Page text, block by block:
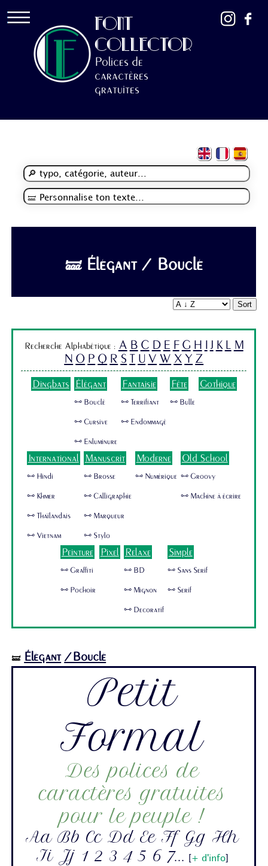
FONT
COLLECTOR
Polices de
caractères
gratuites
🝛 Élégant / Bouclé
Sort
Recherche Alphabétique : A B C D E F G H I J K L M
N O P Q R S T U V W X Y Z
Dingbats Élégant
🜺 Bouclé
🜺 Cursive
🜺 Enluminure
Fantaisie
🜺 Terrifiant
🜺 Endommagé
Fête
🜺 Bulle
Gothique
International
🜺 Hindi
🜺 Khmer
🜺 Thaïlandais
🜺 Vietnam
Manuscrit
🜺 Brosse
🜺 Calligraphie
🜺 Marqueur
🜺 Stylo
Moderne
🜺 Numérique
Old School
🜺 Groovy
🜺 Machine à écrire
Peinture
🜺 Graffiti
🜺 Pochoir
Pixel Relaxe
🜺 BD
🜺 Mignon
🜺 Decoratif
Simple
🜺 Sans Serif
🜺 Serif
🝛 Élégant /Bouclé
Petit
Formal
Des polices de
caractères gratuites
pour le peuple !
Aa Bb Cc Dd Ee Ff Gg Hh
Ii Jj 1 2 3 4 5 6 7...
+ d'info]